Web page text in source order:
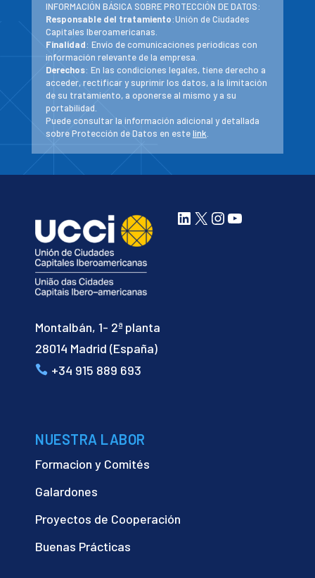
INFORMACIÓN BÁSICA SOBRE PROTECCIÓN DE DATOS:
Responsable del tratamiento:Unión de Ciudades
Capitales Iberoamericanas.
Finalidad: Envío de comunicaciones periodicas con
información relevante de la empresa.
Derechos: En las condiciones legales, tiene derecho a
acceder, rectificar y suprimir los datos, a la limitación
de su tratamiento, a oponerse al mismo y a su
portabilidad.
Puede consultar la información adicional y detallada
sobre Protección de Datos en estelink
Montalbán, 1- 2ª planta
28014 Madrid (España)
+34 915 889 693
LinkedIn
X Instagram
YouTube
NUESTRA LABOR
Formacion y Comités
Galardones
Proyectos de Cooperación
Buenas Prácticas